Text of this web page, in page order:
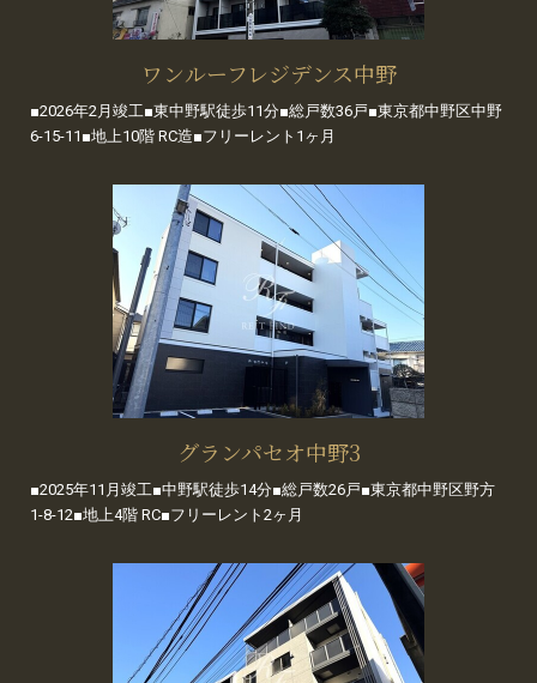
ワンルーフレジデンス中野
■2026年2月竣工■東中野駅徒歩11分■総戸数36戸■東京都中野区中野
6-15-11■地上10階 RC造■フリーレント1ヶ月
グランパセオ中野3
■2025年11月竣工■中野駅徒歩14分■総戸数26戸■東京都中野区野方
1-8-12■地上4階 RC■フリーレント2ヶ月